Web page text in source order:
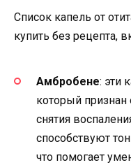
Список капель от
купить без рецепта,
Амбробене: эти
который
снятия
способствуют
что помогает